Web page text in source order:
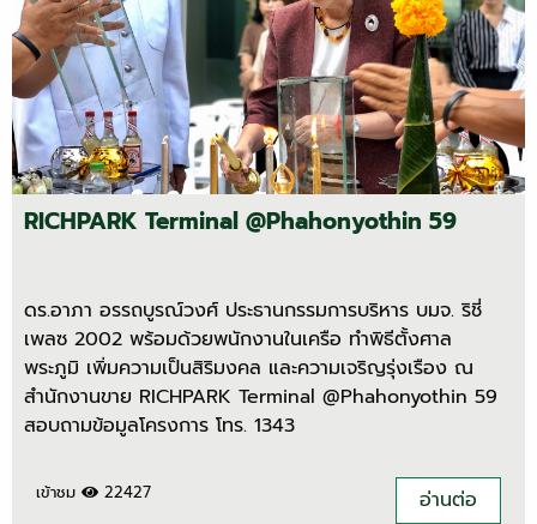
RICHPARK Terminal @Phahonyothin 59
ดร.อาภา อรรถบูรณ์วงศ์ ประธานกรรมการบริหาร บมจ. ริชี่
เพลซ 2002 พร้อมด้วยพนักงานในเครือ ทำพิธีตั้งศาล
พระภูมิ เพิ่มความเป็นสิริมงคล และความเจริญรุ่งเรือง ณ
สำนักงานขาย RICHPARK Terminal @Phahonyothin 59
สอบถามข้อมูลโครงการ โทร. 1343
เข้าชม 22427 อ่านต่อ